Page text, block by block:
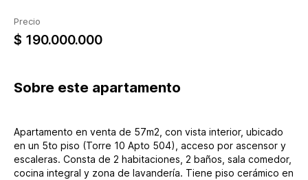
Precio
$ 190.000.000
Sobre este apartamento
Apartamento en venta de 57m2, con vista interior, ubicado
en un 5to piso (Torre 10 Apto 504), acceso por ascensor y
escaleras. Consta de 2 habitaciones, 2 baños, sala comedor,
cocina integral y zona de lavandería. Tiene piso cerámico en